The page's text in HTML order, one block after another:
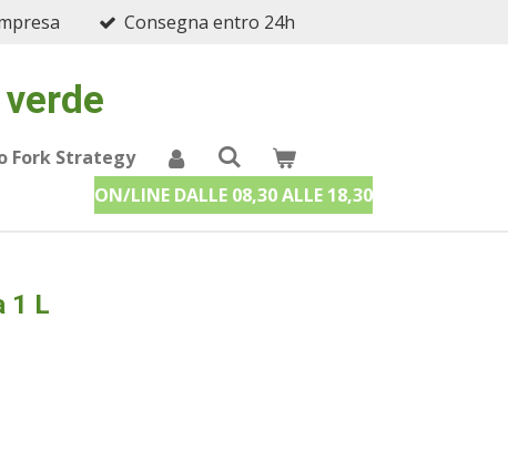
Consegna entro 24h
Fork Strategy
ON/LINE DALLE 08,30 ALLE 18,30
1 L